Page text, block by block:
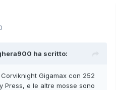
ha scritto:
Gigamax con 252
Press, e le altre mosse sono